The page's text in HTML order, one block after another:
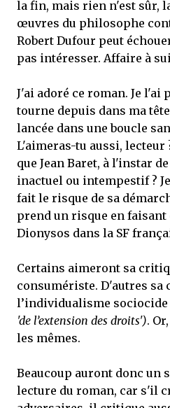
la fin, mais rien n'est sûr,
œuvres du philosophe
Robert Dufour peut
pas intéresser. Affaire à
J'ai adoré ce roman. Je l'ai
tourne depuis dans ma
lancée dans une boucle
L'aimeras-tu aussi, lecteur
que Jean Baret, à l'instar
inactuel ou intempestif ?
fait le risque de sa
prend un risque en
Dionysos dans la SF
Certains aimeront sa
consumériste. D'autres sa
l’individualisme sociocide
'de l’extension des droits').
les mêmes.
Beaucoup auront donc un
lecture du roman, car s'il